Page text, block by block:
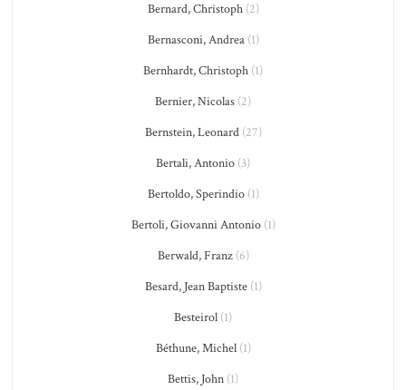
Bernard, Christoph(2)
Bernasconi, Andrea(1)
Bernhardt, Christoph (1)
Bernier, Nicolas (2)
Bernstein, Leonard(27)
Bertali, Antonio (3)
Bertoldo, Sperindio(1)
Bertoli, Giovanni Antonio(1)
Berwald, Franz(6)
Besard, Jean Baptiste(1)
Besteirol (1)
Béthune, Michel(1)
Bettis, John (1)